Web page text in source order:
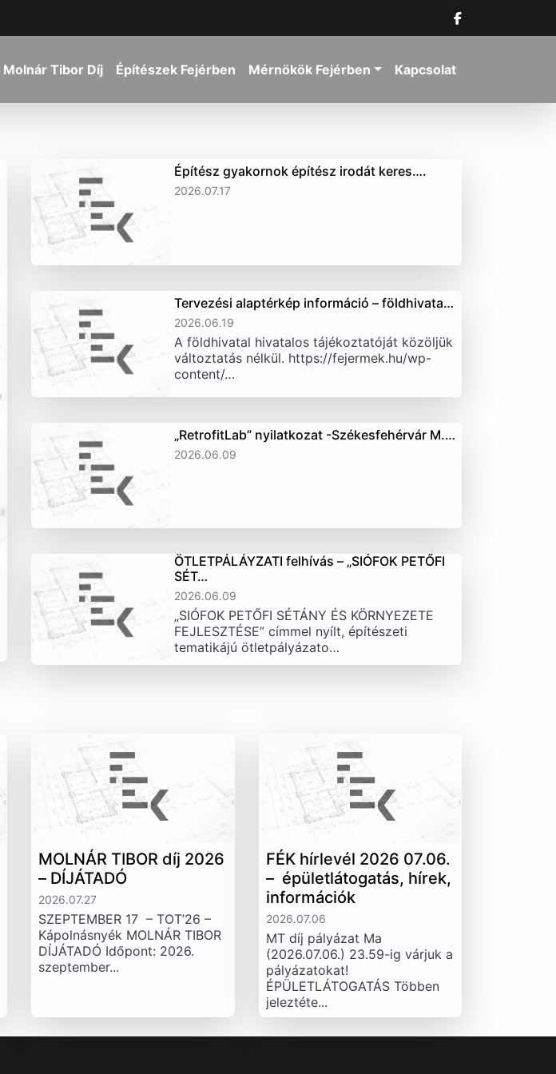
Molnár Tibor Díj Építészek Fejérben Mérnökök Fejérben Kapcsolat
Építész gyakornok építész irodát keres….
2026.07.17
Tervezési alaptérkép információ – földhivata…
2026.06.19
A földhivatal hivatalos tájékoztatóját közöljük
változtatás nélkül. https://fejermek.hu/wp-
content/…
„RetrofitLab” nyilatkozat -Székesfehérvár M.…
2026.06.09
ÖTLETPÁLÁYZATI felhívás – „SIÓFOK PETŐFI
SÉT…
2026.06.09
„SIÓFOK PETŐFI SÉTÁNY ÉS KÖRNYEZETE
FEJLESZTÉSE” címmel nyílt, építészeti
tematikájú ötletpályázato…
MOLNÁR TIBOR díj 2026
– DÍJÁTADÓ
2026.07.27
SZEPTEMBER 17 – TOT’26 –
Kápolnásnyék MOLNÁR TIBOR
DÍJÁTADÓ Időpont: 2026.
szeptember...
FÉK hírlevél 2026 07.06.
– épületlátogatás, hírek,
információk
2026.07.06
MT díj pályázat Ma
(2026.07.06.) 23.59-ig várjuk a
pályázatokat!
ÉPÜLETLÁTOGATÁS Többen
jeleztéte...